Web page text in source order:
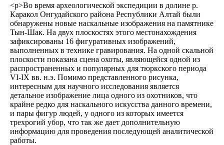
<р>Во время археологической экспедиции в долине р.
Каракол Онгудайского района Республики Алтай были
обнаружены новые наскальные изображения на памятнике
Тын-Шак. На двух плоскостях этого местонахождения
зафиксированы 16 фигуративных изображений,
выполненных в технике гравирования. На одной скальной
плоскости показана сцена охоты, являющейся одной из
распространенных и популярных для тюркского периода
VI-IX вв. н.э. Помимо представленного рисунка,
интересным для научного исследования является
детальное изображение лица одного из охотников, что
крайне редко для наскального искусства данного времени,
и пары фигур людей, у одного из которых имеется
трехрогий убор, что так же дает дополнительную
информацию для проведения последующей аналитической
работы.